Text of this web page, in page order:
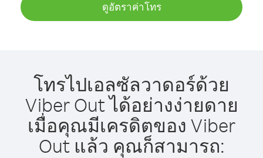
ดูอัตราค่าโทร
โทรไปเอลซัลวาดอร์ด้วย
Viber Out ได้อย่างง่ายดาย
เมื่อคุณมีเครดิตของ Viber
Out แล้ว คุณก็สามารถ: